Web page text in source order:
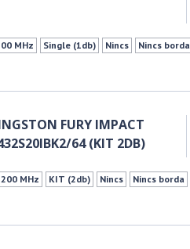
MHz Single (1db) Nincs Nincs borda
FURY IMPACT
64 (KIT 2DB)
MHz KIT (2db) Nincs Nincs borda